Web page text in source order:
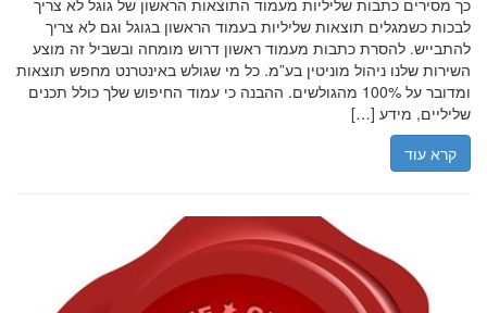
כך מסירים כתבות שליליות מעמוד התוצאות הראשון של גוגל לא צריך
לבכות כשמגלים תוצאות שליליות בעמוד הראשון בגוגל וגם לא צריך
להתבייש. להסרת כתבות מעמוד ראשון דרוש מומחה ובשביל זה מוצע
השירות שלנו ניהול מוניטין בע”מ. כל מי שגולש באינטרנט מחפש תוצאות
ומדובר על 100% מהגולשים. ההבנה כי עמוד החיפוש שלך כולל תכנים
שליליים, מידע […]
קרא עוד